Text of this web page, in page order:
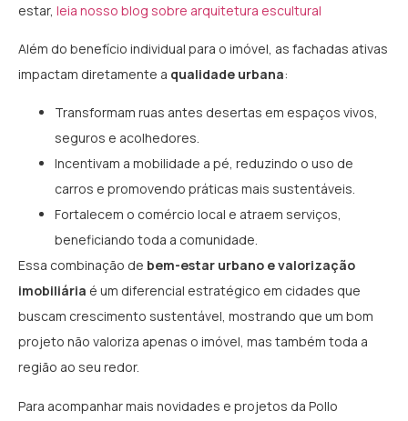
estar, leia nosso blog sobre arquitetura escultural
Além do benefício individual para o imóvel, as fachadas ativas
impactam diretamente a qualidade urbana:
Transformam ruas antes desertas em espaços vivos,
seguros e acolhedores.
Incentivam a mobilidade a pé, reduzindo o uso de
carros e promovendo práticas mais sustentáveis.
Fortalecem o comércio local e atraem serviços,
beneficiando toda a comunidade.
Essa combinação de bem-estar urbano e valorização
imobiliária é um diferencial estratégico em cidades que
buscam crescimento sustentável, mostrando que um bom
projeto não valoriza apenas o imóvel, mas também toda a
região ao seu redor.
Para acompanhar mais novidades e projetos da Pollo